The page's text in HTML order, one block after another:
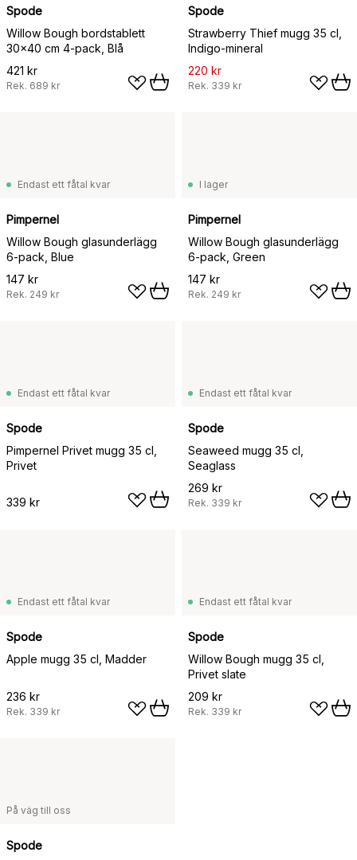
Spode
Willow Bough bordstablett
30x40 cm 4-pack, Blå
421 kr
Rek. 689 kr
Spode
Strawberry Thief mugg 35 cl,
Indigo-mineral
220 kr
Rek. 339 kr
Endast ett fåtal kvar
Pimpernel
Willow Bough glasunderlägg
6-pack, Blue
147 kr
Rek. 249 kr
I lager
Pimpernel
Willow Bough glasunderlägg
6-pack, Green
147 kr
Rek. 249 kr
Endast ett fåtal kvar
Spode
Pimpernel Privet mugg 35 cl,
Privet
339 kr
Endast ett fåtal kvar
Spode
Seaweed mugg 35 cl,
Seaglass
269 kr
Rek. 339 kr
Endast ett fåtal kvar
Spode
Apple mugg 35 cl, Madder
236 kr
Rek. 339 kr
Endast ett fåtal kvar
Spode
Willow Bough mugg 35 cl,
Privet slate
209 kr
Rek. 339 kr
På väg till oss
Spode